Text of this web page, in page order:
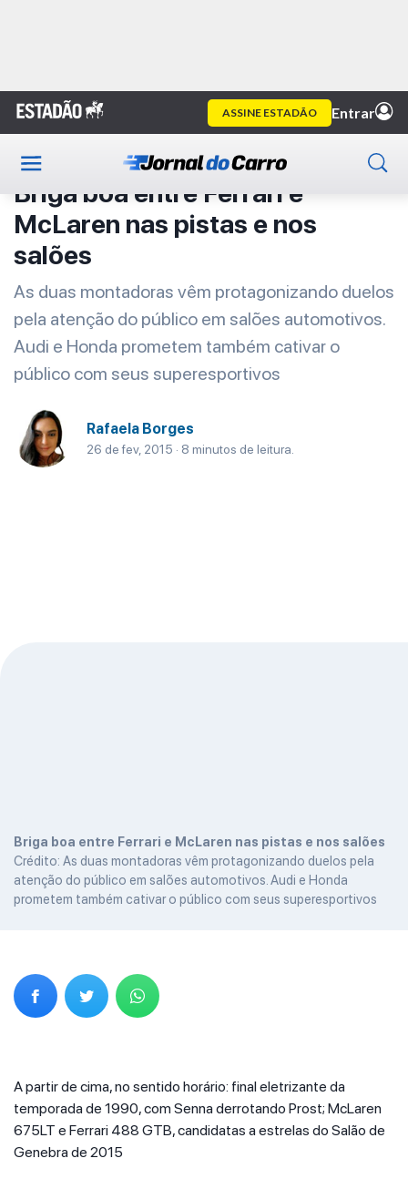
Primeira Classe
Briga boa entre Ferrari e
McLaren nas pistas e nos
salões
As duas montadoras vêm protagonizando duelos
pela atenção do público em salões automotivos.
Audi e Honda prometem também cativar o
público com seus superesportivos
Rafaela Borges
26 de fev, 2015 · 8 minutos de leitura.
Briga boa entre Ferrari e McLaren nas pistas e nos salões
Crédito: As duas montadoras vêm protagonizando duelos pela
atenção do público em salões automotivos. Audi e Honda
prometem também cativar o público com seus superesportivos
A partir de cima, no sentido horário: final eletrizante da
temporada de 1990, com Senna derrotando Prost; McLaren
675LT e Ferrari 488 GTB, candidatas a estrelas do Salão de
Genebra de 2015